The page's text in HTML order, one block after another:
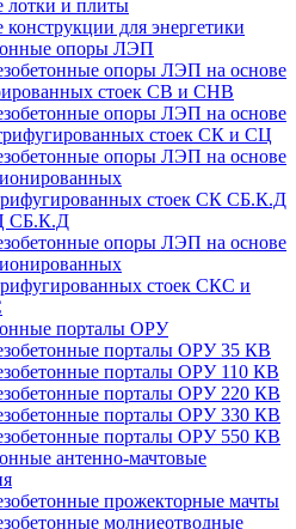
лотки и плиты
для энергетики
опоры ЛЭП
опоры ЛЭП на основе
стоек СВ и СНВ
опоры ЛЭП на основе
стоек СК и СЦ
опоры ЛЭП на основе
стоек СК СБ.К.Д
СБ.К.Д
опоры ЛЭП на основе
стоек СКС и
порталы ОРУ
порталы ОРУ 35 КВ
порталы ОРУ 110 КВ
порталы ОРУ 220 КВ
порталы ОРУ 330 КВ
порталы ОРУ 550 КВ
антенно-мачтовые
прожекторные мачты
молниеотводные